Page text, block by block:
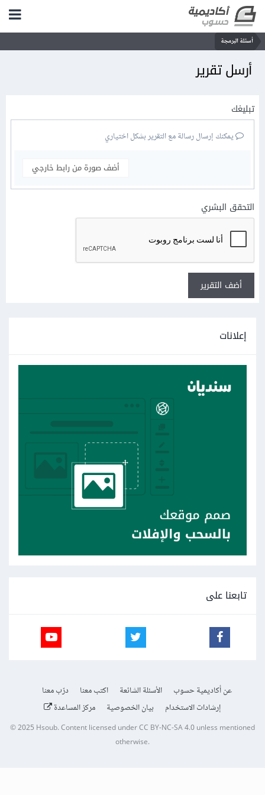
أسئلة البرمجة
أرسل تقرير
تبليغك
يمكنك إرسال رسالة مع التقرير بشكل اختياري
أضف صورة من رابط خارجي
التحقق البشري
أضف التقرير
إعلانات
تابعنا على
عن أكاديمية حسوب الأسئلة الشائعة اكتب معنا
درّب معنا
إرشادات الاستخدام
بيان الخصوصية مركز المساعدة
© 2025 Hsoub.Content licensed underCC BY-NC-SA 4.0unless mentioned
otherwise.